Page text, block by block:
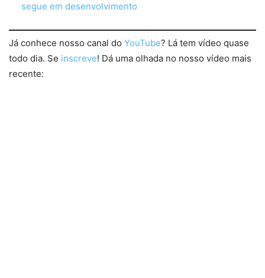
segue em desenvolvimento
Já conhece nosso canal do YouTube? Lá tem vídeo quase
todo dia. Se inscreve! Dá uma olhada no nosso vídeo mais
recente: